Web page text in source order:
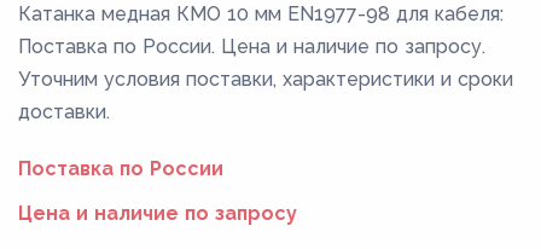
Катанка медная КМО 10 мм EN1977-98 для кабеля:
Поставка по России. Цена и наличие по запросу.
Уточним условия поставки, характеристики и сроки
доставки.
Поставка по России
Цена и наличие по запросу